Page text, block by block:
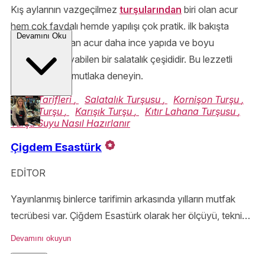
Kış aylarının vazgeçilmez turşularından biri olan acur
hem çok faydalı hemde yapılışı çok pratik. ilk bakışta
salatalığı andıran acur daha ince yapıda ve boyu
fazlasıyla uzayabilen bir salatalık çeşididir. Bu lezzetli
turşu tarifimizi mutlaka deneyin.
Turşu Tarifleri , Salatalık Turşusu , Kornişon Turşu ,
Ezme Turşu , Karışık Turşu , Kıtır Lahana Turşusu ,
Turşu Suyu Nasıl Hazırlanır
Devamını Oku
Çigdem Esastürk
EDİTOR
Yayınlanmış binlerce tarifimin arkasında yılların mutfak
tecrübesi var. Çiğdem Esastürk olarak her ölçüyü, tekniği
ve püf noktasını özenle aktarıyor; Yemek.com okurlarını
Devamını okuyun